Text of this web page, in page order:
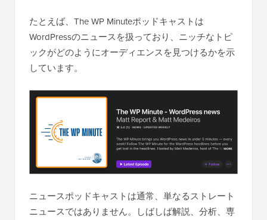
たとえば、The WP Minuteポッドキャストは
WordPressのニュースを扱っており、ニッチなトピ
ックがどのようにオーディエンスを見つけるかを示
しています。
ニュースポッドキャストは通常、単なるストレート
ニュースではありません。しばしば解説、分析、専